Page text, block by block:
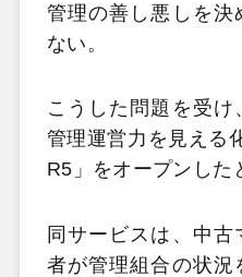
管理の善し悪しを決
ない。
こうした問題を受
管理運営力を見える
R5」をオープンした
同サービスは、中
者が管理組合の状況